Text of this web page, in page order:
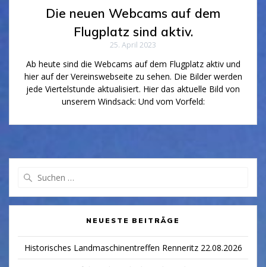
Die neuen Webcams auf dem
Flugplatz sind aktiv.
25. April 2023
Ab heute sind die Webcams auf dem Flugplatz aktiv und
hier auf der Vereinswebseite zu sehen. Die Bilder werden
jede Viertelstunde aktualisiert. Hier das aktuelle Bild von
unserem Windsack: Und vom Vorfeld:
NEUESTE BEITRÄGE
Historisches Landmaschinentreffen Renneritz 22.08.2026